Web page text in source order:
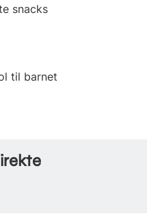
snacks
til barnet